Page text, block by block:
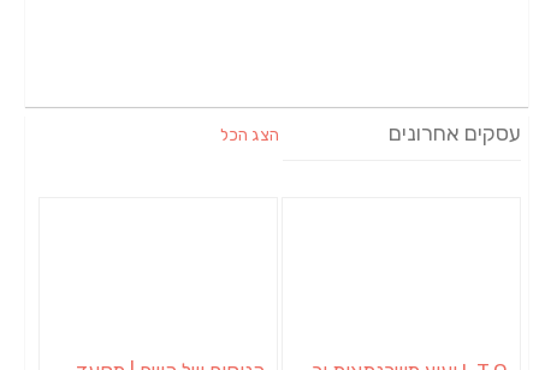
עסקים אחרונים הצג הכל